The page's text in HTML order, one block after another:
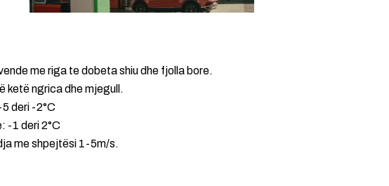
me riga te dobeta shiu dhe fjolla bore.
ketë ngrica dhe mjegull.
deri -2°C
-1 deri 2°C
me shpejtësi 1-5m/s.